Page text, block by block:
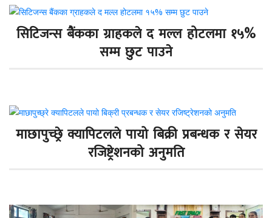
सिटिजन्स बैंकका ग्राहकले द मल्ल होटलमा १५%
सम्म छुट पाउने
माछापुच्छ्रे क्यापिटलले पायो बिक्री प्रबन्धक र सेयर
रजिष्ट्रेशनको अनुमति